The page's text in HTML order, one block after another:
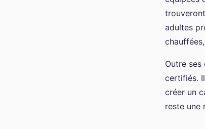
adultes
Outre
certifiés.
créer un
reste une